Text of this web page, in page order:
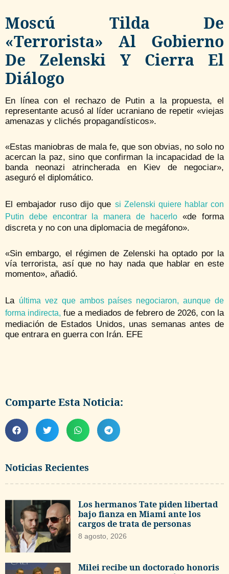
Noticias Recientes
Los hermanos Tate piden libertad
bajo fianza en Miami ante los
cargos de trata de personas
8 agosto, 2026
Milei recibe un doctorado honoris
Moscú Tilda De
«terrorista» Al Gobierno
De Zelenski Y Cierra El
Diálogo
En línea con el rechazo de Putin a la propuesta, el
representante acusó al líder ucraniano de repetir «viejas
amenazas y clichés propagandísticos».
«Estas maniobras de mala fe, que son obvias, no solo no
acercan la paz, sino que confirman la incapacidad de la
banda neonazi atrincherada en Kiev de negociar»,
aseguró el diplomático.
El embajador ruso dijo que si Zelenski quiere hablar con
Putin debe encontrar la manera de hacerlo«de forma
discreta y no con una diplomacia de megáfono».
«Sin embargo, el régimen de Zelenski ha optado por la
vía terrorista, así que no hay nada que hablar en este
momento», añadió.
La última vez que ambos países negociaron, aunque de
forma indirecta, fue a mediados de febrero de 2026, con la
mediación de Estados Unidos, unas semanas antes de
que entrara en guerra con Irán. EFE
Comparte Esta Noticia: